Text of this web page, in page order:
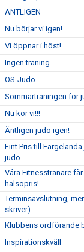
ÄNTLIGEN
Nu börjar vi igen!
Vi öppnar i höst!
Ingen träning
OS-Judo
Sommarträningen för
Nu kör vi!!!
Äntligen judo igen!
Fint Pris till
judo
Våra Fitnesstränare
hälsopris!
Terminsavslutning,
skriver)
Klubbens ordförande
Inspirationskväll